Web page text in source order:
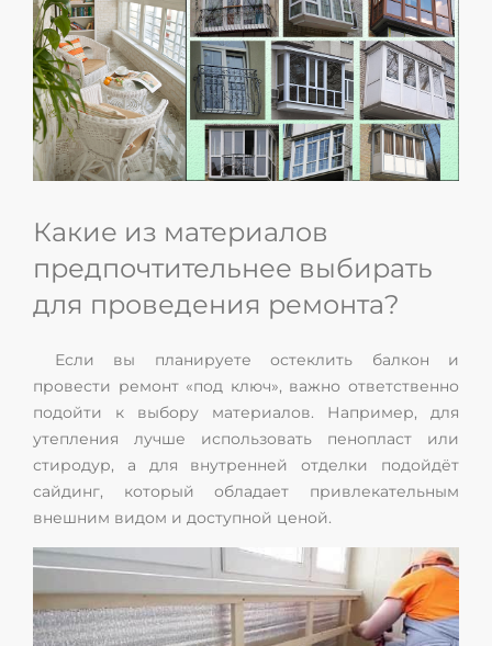
Какие из материалов
предпочтительнее выбирать
для проведения ремонта?
Если вы планируете остеклить балкон и
провести ремонт «под ключ», важно ответственно
подойти к выбору материалов. Например, для
утепления лучше использовать пенопласт или
стиродур, а для внутренней отделки подойдёт
сайдинг, который обладает привлекательным
внешним видом и доступной ценой.